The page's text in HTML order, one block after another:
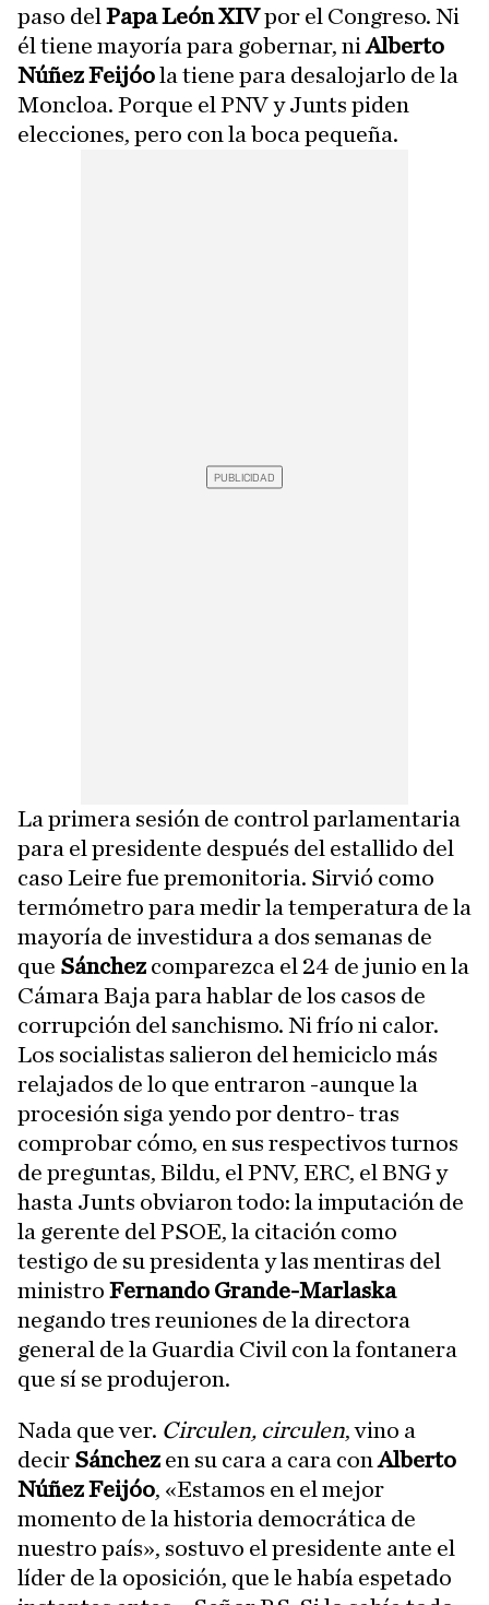
paso del Papa León XIVpor el Congreso. Ni
él tiene mayoría para gobernar, niAlberto
Núñez Feijóola tiene para desalojarlo de la
Moncloa. Porque el PNV y Junts piden
elecciones, pero con la boca pequeña.
La primera sesión de control parlamentaria
para el presidente después del estallido del
caso Leire fue premonitoria. Sirvió como
termómetro para medir la temperatura de la
mayoría de investidura a dos semanas de
que Sánchezcomparezca el 24 de junio en la
Cámara Baja para hablar de los casos de
corrupción del sanchismo. Ni frío ni calor.
Los socialistas salieron del hemiciclo más
relajados de lo que entraron -aunque la
procesión siga yendo por dentro- tras
comprobar cómo, en sus respectivos turnos
de preguntas, Bildu, el PNV, ERC, el BNG y
hasta Junts obviaron todo: la imputación de
la gerente del PSOE, la citación como
testigo de su presidenta y las mentiras del
ministro Fernando Grande-Marlaska
negando tres reuniones de la directora
general de la Guardia Civil con la fontanera
que sí se produjeron.
Nada que ver. Circulen, circulen, vino a
decir Sánchezen su cara a cara conAlberto
Núñez Feijóo, «Estamos en el mejor
momento de la historia democrática de
nuestro país», sostuvo el presidente ante el
líder de la oposición, que le había espetado